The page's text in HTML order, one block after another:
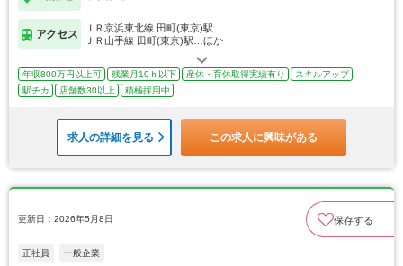
アクセス
ＪＲ京浜東北線 田町(東京)駅
ＪＲ山手線 田町(東京)駅…ほか
年収800万円以上可 残業月10ｈ以下 産休・育休取得実績有り
スキルアップ
駅チカ
店舗数30以上 積極採用中
求人の詳細を見る この求人に興味がある
更新日：2026年5月8日 保存する
正社員 一般企業